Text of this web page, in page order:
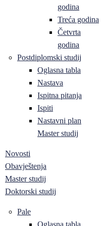
godina
Treća godina
Četvrta
godina
Postdiplomski studij
Oglasna tabla
Nastava
Ispitna pitanja
Ispiti
Nastavni plan
Master studij
Novosti
Obavještenja
Master studij
Doktorski studij
Pale
Oglasna tabla